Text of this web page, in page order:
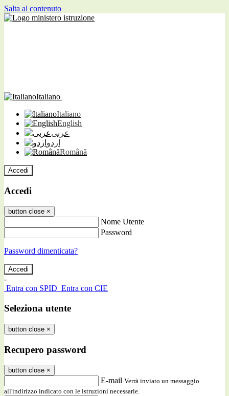
Salta al contenuto
Italiano
Italiano
English
عربى
اردو
Română
Accedi
Accedi
button close ×
Nome Utente
Password
Password dimenticata?
-
Entra con SPID Entra con CIE
Seleziona utente
button close ×
Recupero password
button close ×
E-mail Verrà inviato un messaggio
all'indirizzo indicato con le istruzioni necessarie.